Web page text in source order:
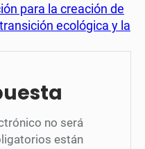
para la creación de
ecológica y la
no será
están